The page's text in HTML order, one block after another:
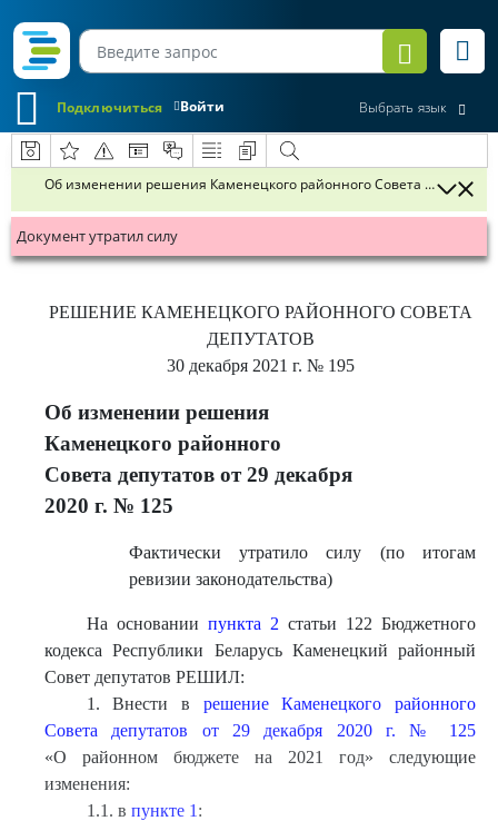
Войти
Подключиться Выбрать язык
Об изменении решения Каменецкого районного Совета депутатов
Документ утратил силу
РЕШЕНИЕ КАМЕНЕЦКОГО РАЙОННОГО СОВЕТА
ДЕПУТАТОВ
30 декабря 2021 г. № 195
Об изменении решения
Каменецкого районного
Совета депутатов от 29 декабря
2020 г. № 125
Фактически утратило силу (по итогам
ревизии законодательства)
На основании пункта 2 статьи 122 Бюджетного
кодекса Республики Беларусь Каменецкий районный
Совет депутатов РЕШИЛ:
1. Внести в решение Каменецкого районного
Совета депутатов от 29 декабря 2020 г. № 125
«О районном бюджете на 2021 год» следующие
изменения:
1.1. в пункте 1 :